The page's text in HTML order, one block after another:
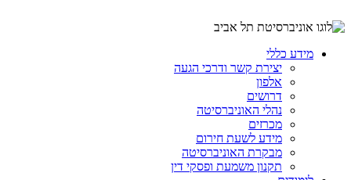
מידע כללי
יצירת קשר ודרכי הגעה
אלפון
דרושים
נהלי האוניברסיטה
מכרזים
מידע לשעת חירום
מבקרת האוניברסיטה
תקנון משמעת ופסקי דין